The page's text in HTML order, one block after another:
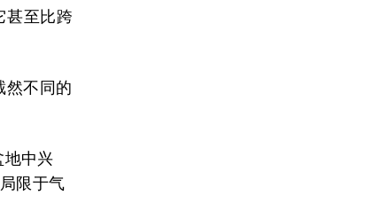
甚至比跨
然不同的
中兴
限于气